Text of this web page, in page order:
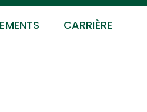
CARRIÈRE